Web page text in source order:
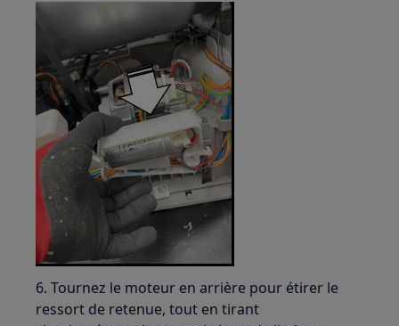
6. Tournez le moteur en arrière pour étirer le
ressort de retenue, tout en tirant